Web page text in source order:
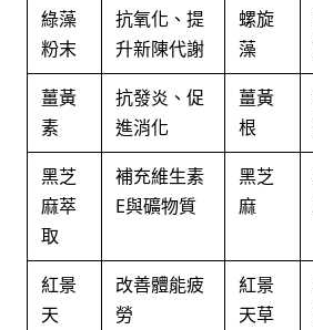
綠藻
粉末
抗氧化、提
升新陳代謝
螺旋
藻
薑黃
素
抗發炎、促
進消化
薑黃
根
黑芝
麻萃
取
補充維生素
E與礦物質
黑芝
麻
紅景
天
改善體能疲
勞
紅景
天草